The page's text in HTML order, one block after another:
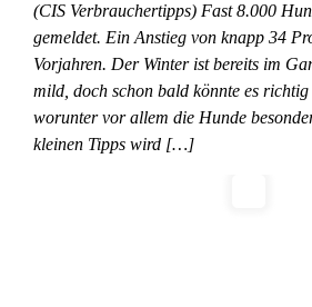
(CIS Verbrauchertipps) Fast 8.000
gemeldet. Ein Anstieg von knapp 34
Vorjahren. Der Winter ist bereits im
mild, doch schon bald könnte es richtig
worunter vor allem die Hunde
kleinen Tipps wird […]